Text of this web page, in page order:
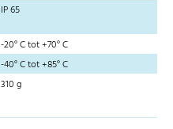
IP 65
-20° C tot +70° C
-40° C tot +85° C
310 g